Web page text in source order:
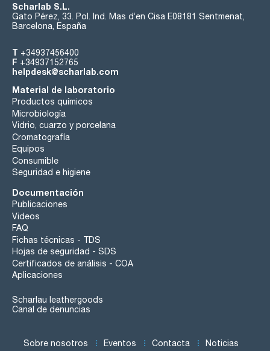
Scharlab S.L.
Gato Pérez, 33. Pol. Ind. Mas d’en Cisa E08181 Sentmenat,
Barcelona, España
T +34937456400
F +34937152765
helpdesk@scharlab.com
Material de laboratorio
Productos químicos
Microbiología
Vidrio, cuarzo y porcelana
Cromatografía
Equipos
Consumible
Seguridad e higiene
Documentación
Publicaciones
Videos
FAQ
Fichas técnicas - TDS
Hojas de seguridad - SDS
Certificados de análisis - COA
Aplicaciones
Scharlau leathergoods
Canal de denuncias
Sobre nosotros Eventos Contacta Noticias